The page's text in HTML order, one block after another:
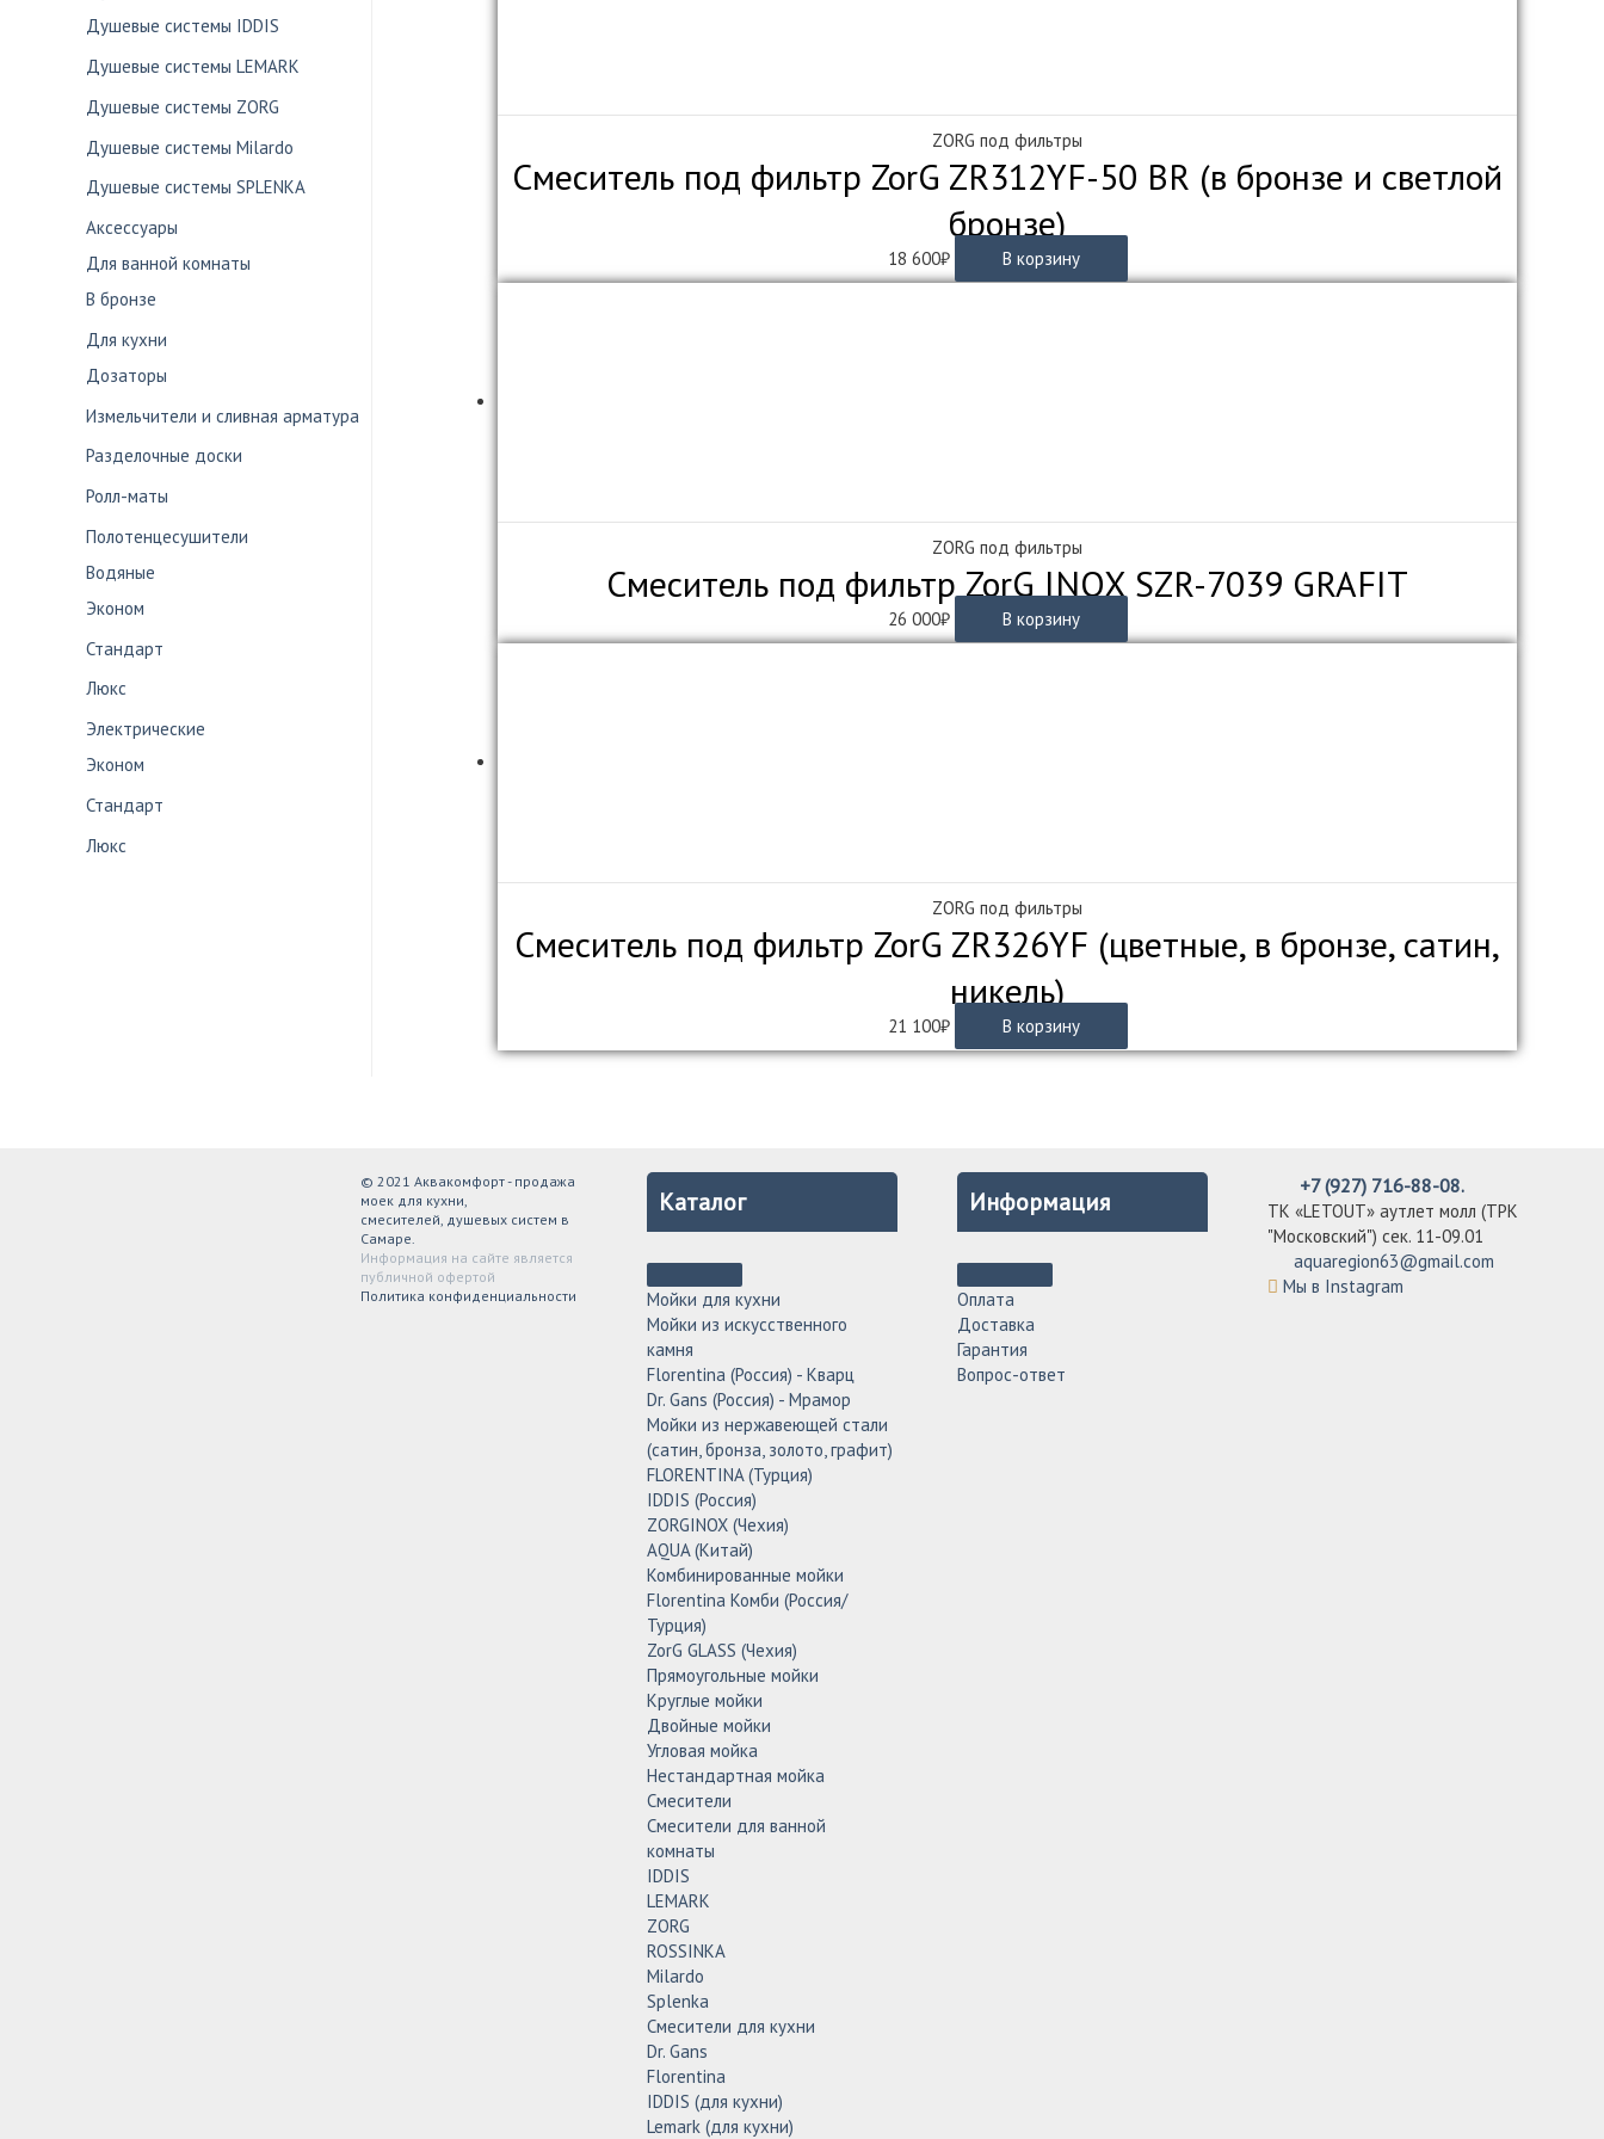
Душевые системы IDDIS
Душевые системы LEMARK
Душевые системы ZORG
Душевые системы Milardo
Душевые системы SPLENKA
Аксессуары
Для ванной комнаты
В бронзе
Для кухни
Дозаторы
Измельчители и сливная арматура
Разделочные доски
Ролл-маты
Полотенцесушители
Водяные
Эконом
Стандарт
Люкс
Электрические
Эконом
Стандарт
Люкс
ZORG под фильтры
Смеситель под фильтр ZorG ZR312YF-50 BR (в бронзе и светлой
бронзе)
18 600₽ В корзину
ZORG под фильтры
Смеситель под фильтр ZorG INOX SZR-7039 GRAFIT
26 000₽ В корзину
ZORG под фильтры
Смеситель под фильтр ZorG ZR326YF (цветные, в бронзе, сатин,
никель)
21 100₽ В корзину
© 2021 Аквакомфорт - продажа
моек для кухни,
смесителей, душевых систем в
Самаре.
Информация на сайте является
публичной офертой
Политика конфиденциальности
Каталог
Мойки для кухни
Мойки из искусственного
камня
Florentina (Россия) - Кварц
Dr. Gans (Россия) - Мрамор
Мойки из нержавеющей стали
(сатин, бронза, золото, графит)
FLORENTINA (Турция)
IDDIS (Россия)
ZORGINOX (Чехия)
AQUA (Китай)
Комбинированные мойки
Florentina Комби (Россия/
Турция)
ZorG GLASS (Чехия)
Прямоугольные мойки
Круглые мойки
Двойные мойки
Угловая мойка
Нестандартная мойка
Смесители
Смесители для ванной
комнаты
IDDIS
LEMARK
ZORG
ROSSINKA
Milardo
Splenka
Смесители для кухни
Dr. Gans
Florentina
IDDIS (для кухни)
Lemark (для кухни)
Информация
Оплата
Доставка
Гарантия
Вопрос-ответ
+7 (927) 716-88-08.
ТК «LETOUT» аутлет молл (ТРК
"Московский") сек. 11-09.01
aquaregion63@gmail.com
Мы в Instagram